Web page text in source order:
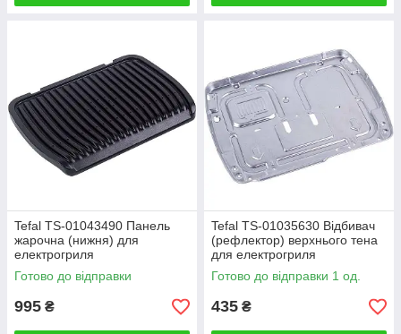
Tefal TS-01043490 Панель
жарочна (нижня) для
електрогриля
Готово до відправки
995 ₴
Tefal TS-01035630 Відбивач
(рефлектор) верхнього тена
для електрогриля
Готово до відправки 1 од.
435 ₴